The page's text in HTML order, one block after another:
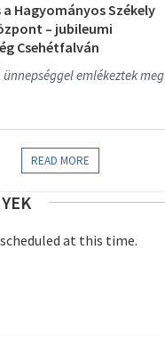
a Hagyományos Székely
– jubileumi
Csehétfalván
emlékeztek meg
READ MORE
at this time.